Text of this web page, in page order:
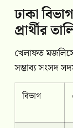
ঢাকা
প্রার্থীর
খেলাফত
সম্ভাব্য সংসদ
বিভাগ